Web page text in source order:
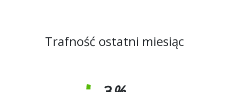
Trafność ostatni miesiąc